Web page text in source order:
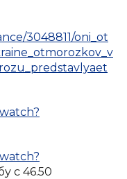
3048811/oni_ot
с 46.50